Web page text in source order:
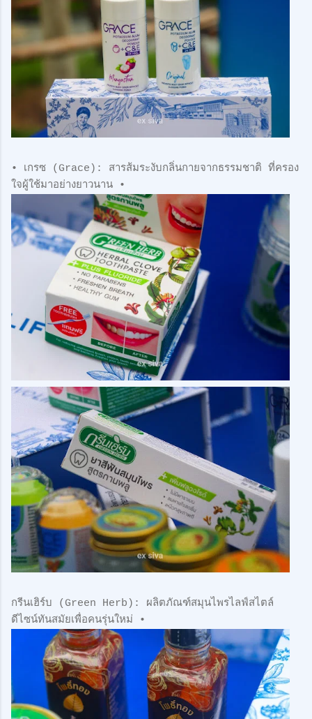
• เกรซ (Grace): สารส้มระงับกลิ่นกายจากธรรมชาติ ที่ครอง
ใจผู้ใช้มาอย่างยาวนาน •
กรีนเฮิร์บ (Green Herb): ผลิตภัณฑ์สมุนไพรไลฟ์สไตล์
ดีไซน์ทันสมัยเพื่อคนรุ่นใหม่ •